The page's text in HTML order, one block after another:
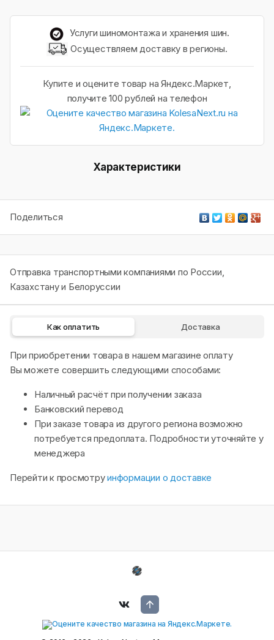
Услуги шиномонтажа и хранения шин.
Осуществляем доставку в регионы.
Купите и оцените товар на Яндекс.Маркет,
получите 100 рублей на телефон
Характеристики
Поделиться
Отправка транспортными компаниями по России,
Казахстану и Белоруссии
Как оплатить Доставка
При приобретении товара в нашем магазине оплату
Вы можете совершить следующими способами:
Наличный расчёт при получении заказа
Банковский перевод
При заказе товара из другого региона возможно
потребуется предоплата. Подробности уточняйте у
менеджера
Перейти к просмотруинформации о доставке